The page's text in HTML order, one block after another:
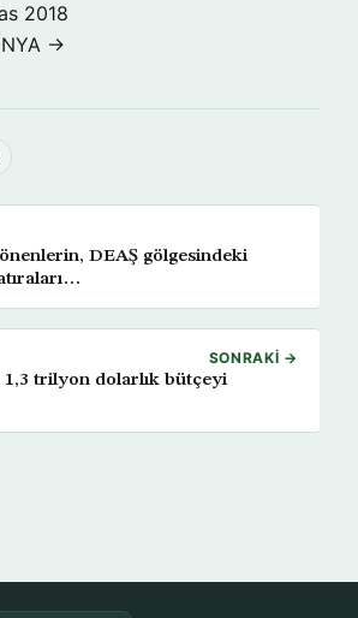
2018
→
DEAŞ gölgesindeki
SONRAKI →
1,3 trilyon dolarlık bütçeyi